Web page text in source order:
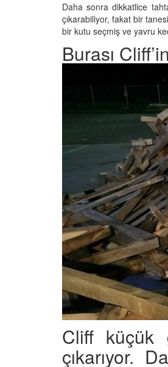
Daha sonra dikkatlice
çıkarabiliyor, fakat bir
bir kutu seçmiş ve yavru
Burası
Cliff küçük
çıkarıyor.